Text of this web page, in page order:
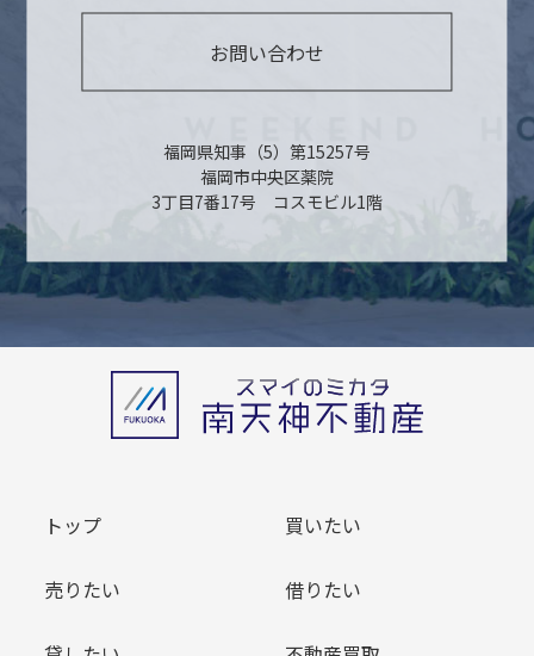
お問い合わせ
福岡県知事（5）第15257号
福岡市中央区薬院
3丁目7番17号 コスモビル1階
トップ 買いたい
売りたい 借りたい